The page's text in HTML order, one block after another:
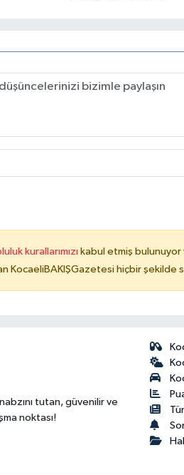
kurallarımızı kabul etmiş
KocaeliBAKIŞGazetesi hiçbir şekilde
tutan, güvenilir ve
noktası!